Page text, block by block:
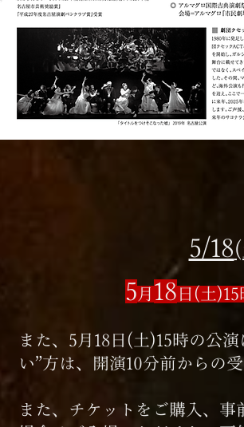
5/18
5 月 18 日 (土
また、5月18日 (土)15時の公
い”方は、開演10分前からの
また、チケットをご購入、